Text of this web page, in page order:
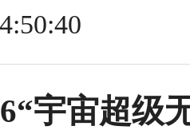
宇宙超级